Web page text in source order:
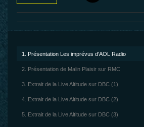
1. Présentation Les imprévus d'AOL Radio
2. Présentation de Malin Plaisir sur RMC
3. Extrait de la Live Altitude sur DBC (1)
4. Extrait de la Live Altitude sur DBC (2)
5. Extrait de la Live Altitude sur DBC (3)